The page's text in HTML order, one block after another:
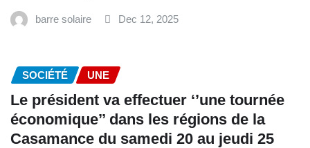
barre solaire Dec 12, 2025
SOCIÉTÉ UNE
Le président va effectuer ‘’une tournée
économique’’ dans les régions de la
Casamance du samedi 20 au jeudi 25